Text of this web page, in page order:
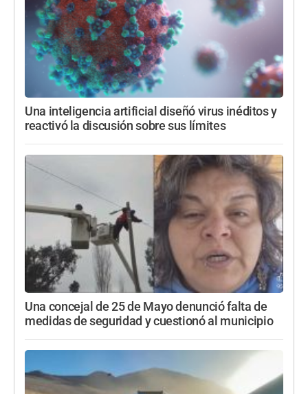
Una inteligencia artificial diseñó virus inéditos y
reactivó la discusión sobre sus límites
Una concejal de 25 de Mayo denunció falta de
medidas de seguridad y cuestionó al municipio